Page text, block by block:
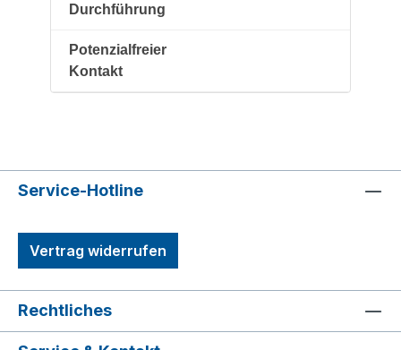
Durchführung
Potenzialfreier
Kontakt
Service-Hotline
Vertrag widerrufen
Rechtliches